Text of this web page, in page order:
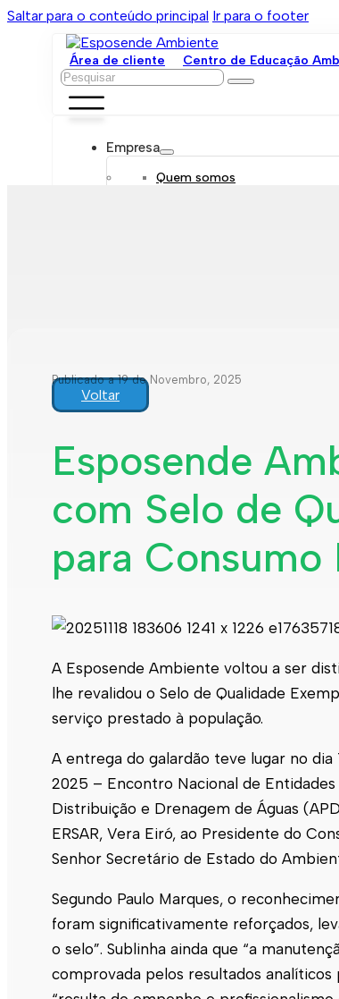
Saltar para o conteúdo principal Ir para o footer
Área de cliente Centro de Educação
Pesquisar
Empresa
Quem somos
Recolha de resíduos
Comunicação de leituras
Rede de abastecimento de
Rede de águas residuais
Rede de águas pluviais
Limpeza urbana
Gestão de resíduos
Espaços verdes
Sustentabilidade
Empreitadas
Contactos
Publicado a 19 de Novembro, 2025
Voltar
Esposende
com Selo de
para Consumo
A Esposende Ambiente voltou a ser
lhe revalidou o Selo de Qualidade
serviço prestado à população.
A entrega do galardão teve lugar no dia
2025 – Encontro Nacional de
Distribuição e Drenagem de Águas
ERSAR, Vera Eiró, ao Presidente do
Senhor Secretário de Estado do
Segundo Paulo Marques, o
foram significativamente reforçados,
o selo”. Sublinha ainda que “a
comprovada pelos resultados